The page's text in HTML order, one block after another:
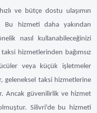
ve bütçe dostu ulaşımın
hizmeti daha yakından
nasıl kullanabileceğinizi
hizmetlerinden bağımsız
veya küçük işletmeler
geleneksel taksi hizmetlerine
Ancak güvenilirlik ve hizmet
Silivri'de bu hizmeti